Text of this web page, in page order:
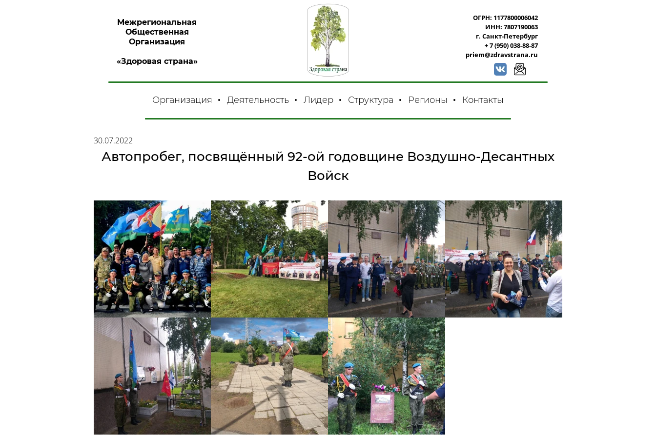
Межрегиональная
Общественная
Организация
«Здоровая страна»
ОГРН: 1177800006042
ИНН: 7807190063
г. Санкт-Петербург
+ 7 (950) 038-88-87
priem@zdravstrana.ru
Организация Деятельность Лидер Структура Регионы Контакты
30.07.2022
Автопробег, посвящённый 92-ой годовщине Воздушно-Десантных
Войск